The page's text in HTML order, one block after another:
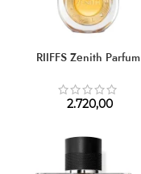
RIIFFS Zenith Parfum
2.720,00